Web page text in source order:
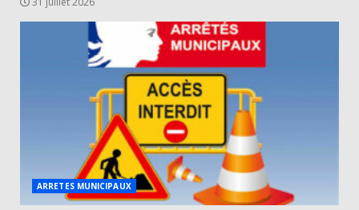
ARRETES MUNICIPAUX